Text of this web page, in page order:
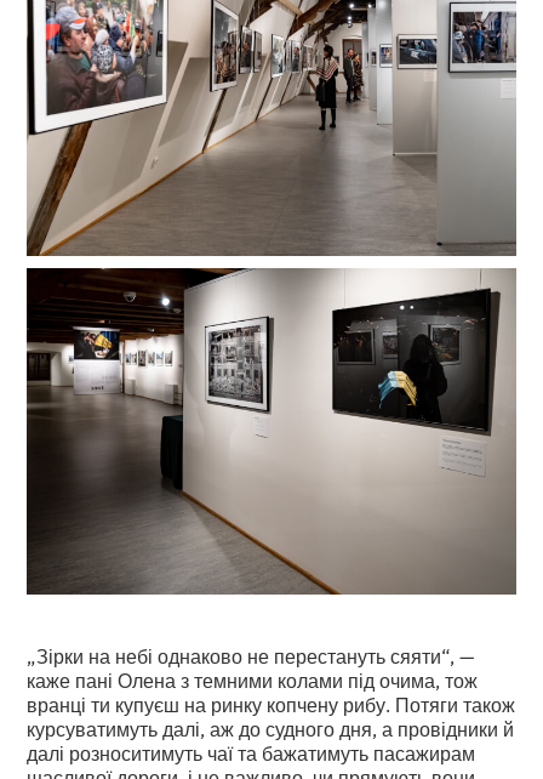
„Зірки на небі однаково не перестануть сяяти“, —
каже пані Олена з темними колами під очима, тож
вранці ти купуєш на ринку копчену рибу. Потяги також
курсуватимуть далі, аж до судного дня, а провідники й
далі розноситимуть чаї та бажатимуть пасажирам